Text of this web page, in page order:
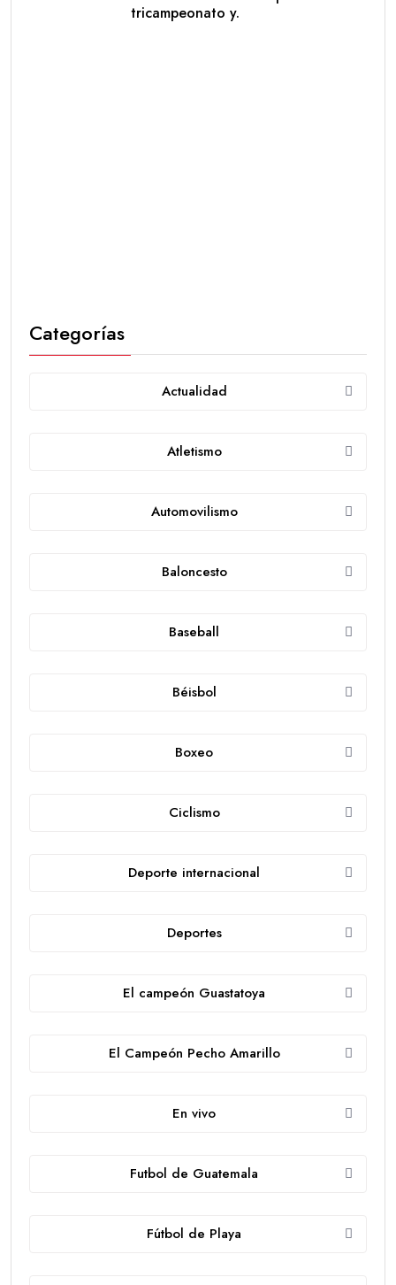
tricampeonato y.
Categorías
Actualidad
Atletismo
Automovilismo
Baloncesto
Baseball
Béisbol
Boxeo
Ciclismo
Deporte internacional
Deportes
El campeón Guastatoya
El Campeón Pecho Amarillo
En vivo
Futbol de Guatemala
Fútbol de Playa